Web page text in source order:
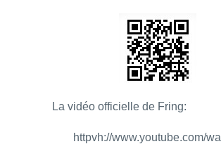
La vidéo officielle de Fring:
httpvh://www.youtube.com/